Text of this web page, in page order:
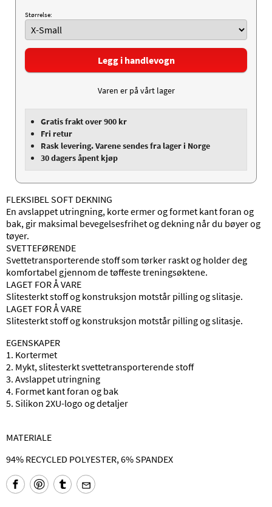
Størrelse:
Legg i handlevogn
Varen er på vårt lager
Gratis frakt over 900 kr
Fri retur
Rask levering. Varene sendes fra lager i Norge
30 dagers åpent kjøp
FLEKSIBEL SOFT DEKNING
En avslappet utringning, korte ermer og formet kant foran og
bak, gir maksimal bevegelsesfrihet og dekning når du bøyer og
tøyer.
SVETTEFØRENDE
Svettetransporterende stoff som tørker raskt og holder deg
komfortabel gjennom de tøffeste treningsøktene.
LAGET FOR Å VARE
Slitesterkt stoff og konstruksjon motstår pilling og slitasje.
LAGET FOR Å VARE
Slitesterkt stoff og konstruksjon motstår pilling og slitasje.
EGENSKAPER
1. Kortermet
2. Mykt, slitesterkt svettetransporterende stoff
3. Avslappet utringning
4. Formet kant foran og bak
5. Silikon 2XU-logo og detaljer
MATERIALE
94% RECYCLED POLYESTER, 6% SPANDEX